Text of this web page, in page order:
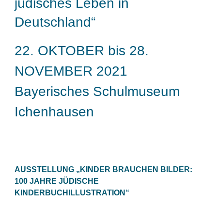
jüdisches Leben in
Deutschland“
22. OKTOBER bis 28.
NOVEMBER 2021
Bayerisches Schulmuseum
Ichenhausen
AUSSTELLUNG „KINDER BRAUCHEN BILDER:
100 JAHRE JÜDISCHE
KINDERBUCHILLUSTRATION“